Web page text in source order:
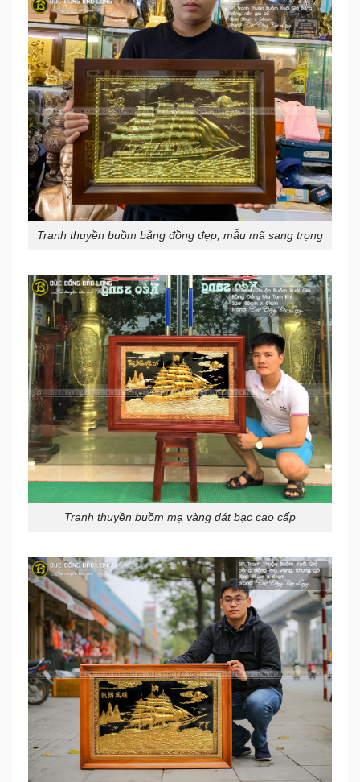
Tranh thuyền buồm bằng đồng đẹp, mẫu mã sang trọng
Tranh thuyền buồm mạ vàng dát bạc cao cấp